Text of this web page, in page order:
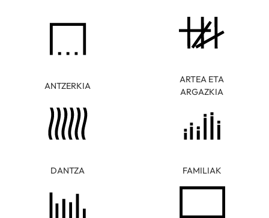
ANTZERKIA
ARTEA ETA
ARGAZKIA
DANTZA FAMILIAK